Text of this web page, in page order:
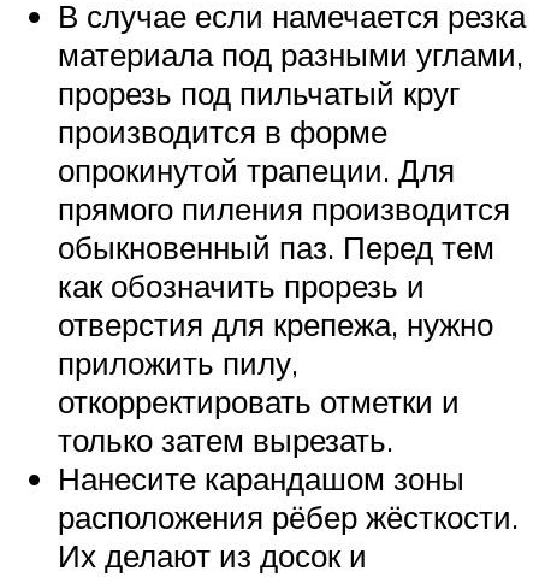
В случае если намечается резка
материала под разными углами,
прорезь под пильчатый круг
производится в форме
опрокинутой трапеции. Для
прямого пиления производится
обыкновенный паз. Перед тем
как обозначить прорезь и
отверстия для крепежа, нужно
приложить пилу,
откорректировать отметки и
только затем вырезать.
Нанесите карандашом зоны
расположения рёбер жёсткости.
Их делают из досок и